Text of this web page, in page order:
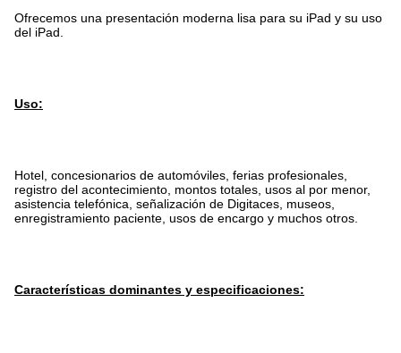
Ofrecemos una presentación moderna lisa para su iPad y su uso
del iPad.
Uso:
Hotel, concesionarios de automóviles, ferias profesionales,
registro del acontecimiento, montos totales, usos al por menor,
asistencia telefónica, señalización de Digitaces, museos,
enregistramiento paciente, usos de encargo y muchos otros.
Características dominantes y especificaciones: